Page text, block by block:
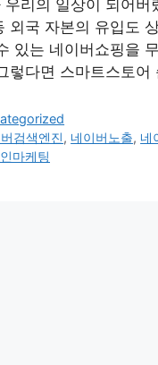
우리의 일상이 되어
외국 자본의 유입도
있는 네이버쇼핑을
렇다면 스마트스토
검색엔진, 네이버노출, 네
마케팅